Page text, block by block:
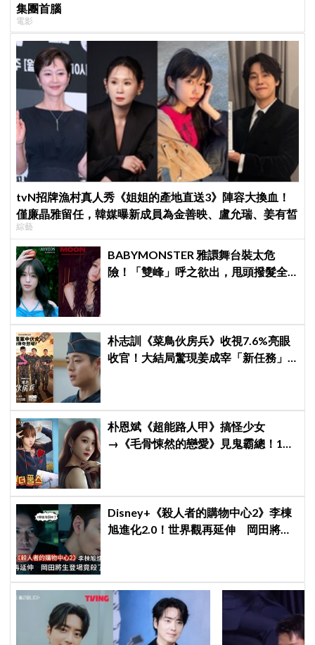
集團首腦
電影
tvN招牌漁村真人秀《姐姐的產地直送3》陣容大換血！
僅廉晶雅留任，韓媒曝新成員為金善映、盧允瑞、姜有皙
綜藝
BABYMONSTER 雅譞舞台裝太危
險！「雙峰」呼之欲出，甩頭撥髮全
朴志訓《菜鳥伙房兵》收視7.6%亮眼
收官！大結局驚現姜成宰「新任務」
朴恩斌《超能路人甲》搞怪少女
→《毛骨悚然的戀愛》見鬼霸總！180
Disney+《殺人者的購物中心2》李棟
旭進化2.0！世界觀再延伸 岡田將生